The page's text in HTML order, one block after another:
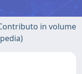
in volume